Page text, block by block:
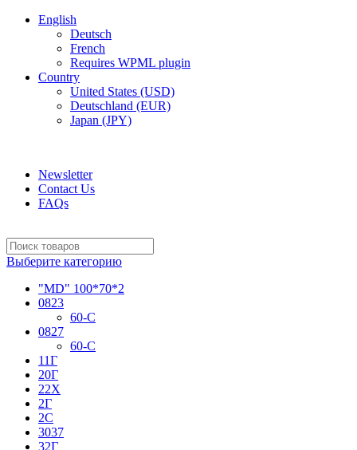
English
Deutsch
French
Requires WPML plugin
Country
United States (USD)
Deutschland (EUR)
Japan (JPY)
Newsletter
Contact Us
FAQs
Выберите категорию
"MD" 100*70*2
0823
60-C
0827
60-C
11Г
20Г
22Х
2Г
2С
3037
32Г